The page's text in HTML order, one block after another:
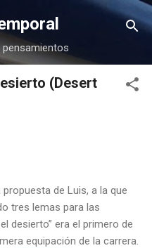
principal
(Desert
de Luis, a la que
tres lemas para las
desierto” era el primero de
equipación de la carrera.